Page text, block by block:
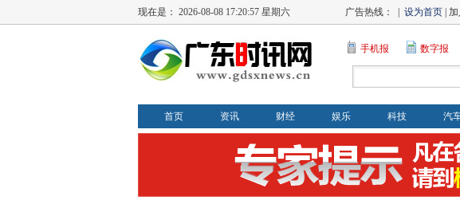
现在是： 2026-08-08 17:20:57 星期六 广告热线： | 设为首页 |
手机报 数字报
首页 资讯 财经 娱乐 科技 汽